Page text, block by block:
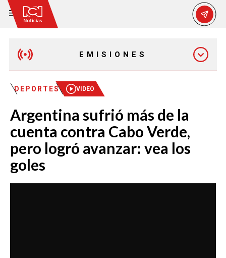
EMISIONES
EMISIÓN 12:30 PM
EMISIÓN 7:00 PM
DEPORTES VIDEO
Argentina sufrió más de la
cuenta contra Cabo Verde,
pero logró avanzar: vea los
goles